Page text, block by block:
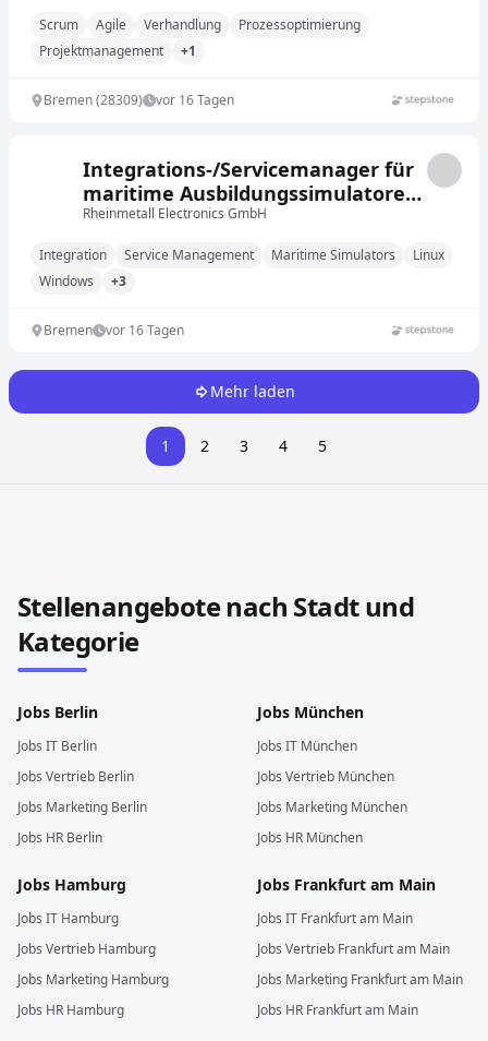
Scrum Agile Verhandlung
Prozessoptimierung
Projektmanagement
+1
Bremen (28309) vor 16 Tagen
Integrations-/Servicemanager für
maritime Ausbildungssimulatoren
(m/w/d)
Rheinmetall Electronics GmbH
Integration Service Management Maritime Simulators
Linux
Windows
+3
Bremen vor 16 Tagen
Mehr laden
1 2 3 4 5
Stellenangebote nach Stadt und
Kategorie
Jobs Berlin
Jobs IT Berlin
Jobs Vertrieb Berlin
Jobs Marketing Berlin
Jobs HR Berlin
Jobs München
Jobs IT München
Jobs Vertrieb München
Jobs Marketing München
Jobs HR München
Jobs Hamburg
Jobs IT Hamburg
Jobs Vertrieb Hamburg
Jobs Marketing Hamburg
Jobs HR Hamburg
Jobs Frankfurt am Main
Jobs IT Frankfurt am Main
Jobs Vertrieb Frankfurt am Main
Jobs Marketing Frankfurt am Main
Jobs HR Frankfurt am Main